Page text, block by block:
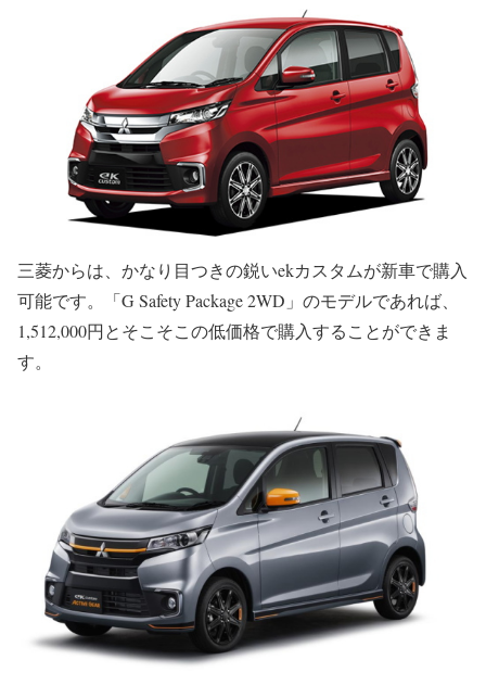
三菱からは、かなり目つきの鋭いekカスタムが新車で購入
可能です。「G Safety Package 2WD」のモデルであれば、
1,512,000円とそこそこの低価格で購入することができま
す。